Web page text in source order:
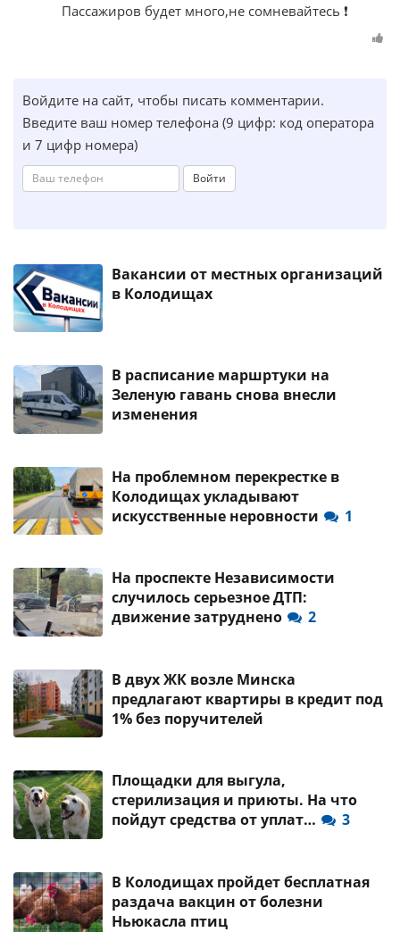
Пассажиров будет много,не сомневайтесь ❗
Войдите на сайт, чтобы писать комментарии.
Введите ваш номер телефона (9 цифр: код оператора
и 7 цифр номера)
Войти
Вакансии от местных организаций
в Колодищах
В расписание маршртуки на
Зеленую гавань снова внесли
изменения
На проблемном перекрестке в
Колодищах укладывают
искусственные неровности
1
На проспекте Независимости
случилось серьезное ДТП:
движение затруднено
2
В двух ЖК возле Минска
предлагают квартиры в кредит под
1% без поручителей
Площадки для выгула,
стерилизация и приюты. На что
пойдут средства от уплат…
3
В Колодищах пройдет бесплатная
раздача вакцин от болезни
Ньюкасла птиц